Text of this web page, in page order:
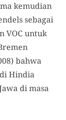
kemudian
sebagai
VOC untuk
bahwa
Hindia
di masa